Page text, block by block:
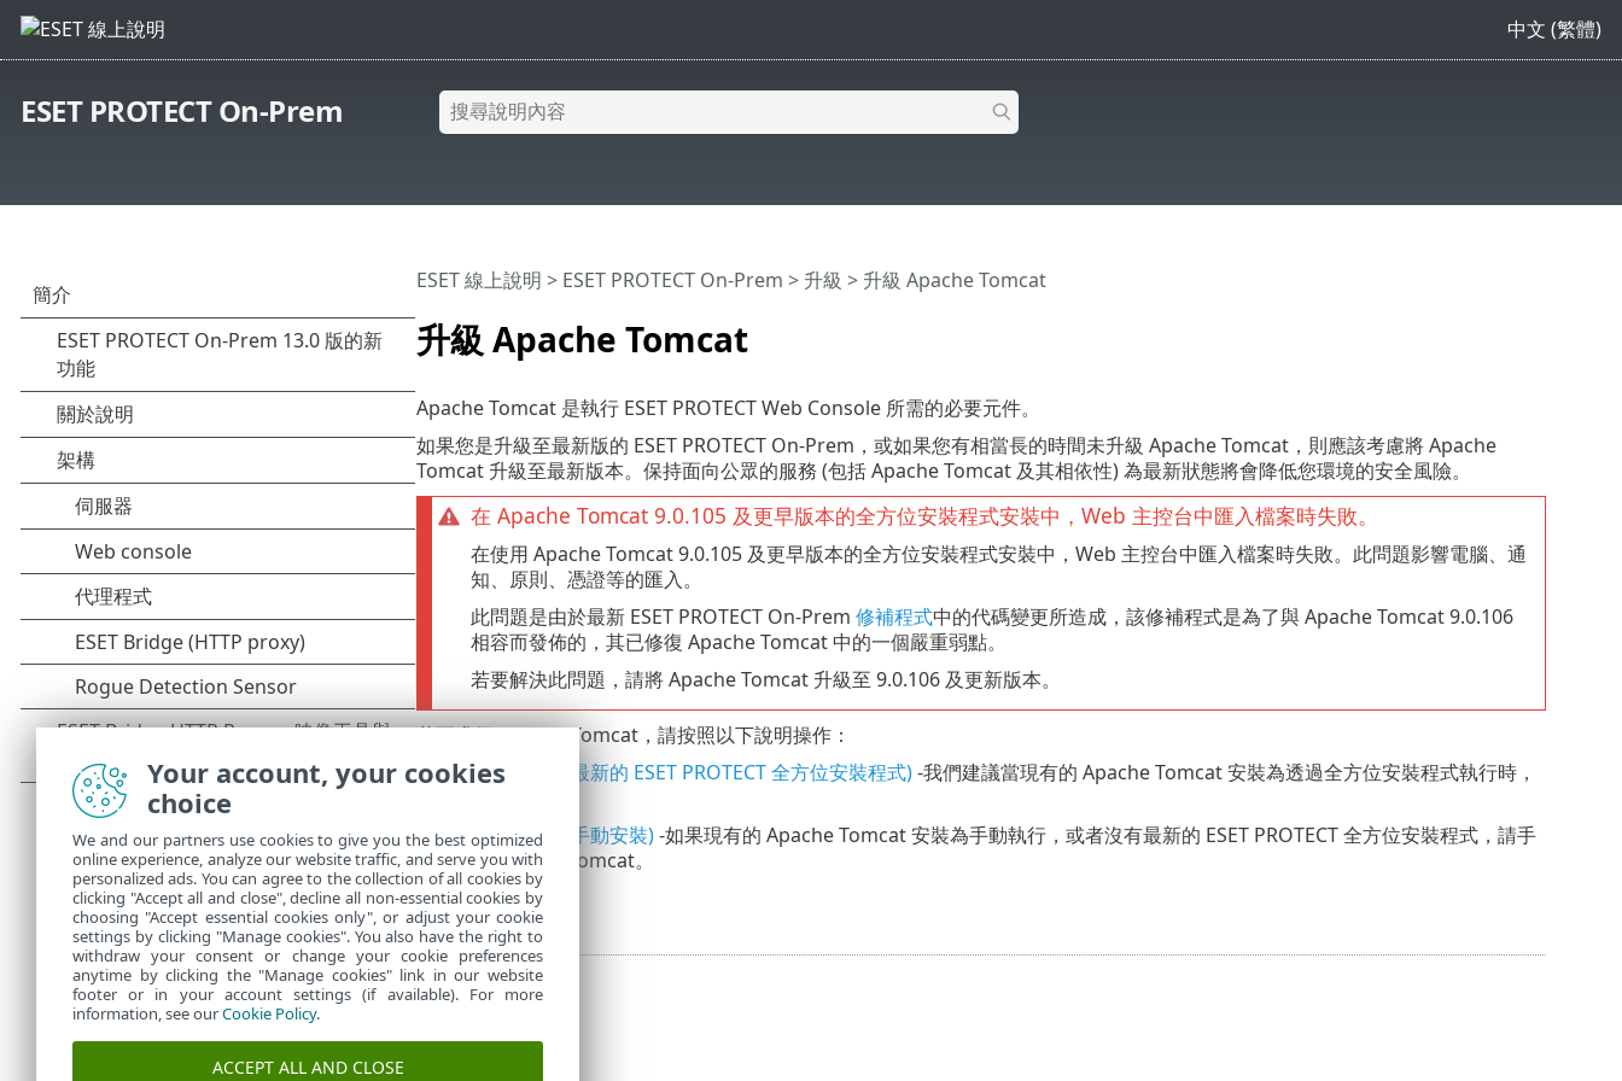
中文 (繁體)
ESET PROTECT On-Prem
升級 Apache Tomcat
ESET 線上說明 > ESET PROTECT On-Prem > 升級 > 升級 Apache Tomcat
Apache Tomcat 是執行 ESET PROTECT Web Console 所需的必要元件。
如果您是升級至最新版的 ESET PROTECT On-Prem，或如果您有相當長的時間未升級 Apache Tomcat，則應該考慮將 Apache
Tomcat 升級至最新版本。保持面向公眾的服務 (包括 Apache Tomcat 及其相依性) 為最新狀態將會降低您環境的安全風險。
在 Apache Tomcat 9.0.105 及更早版本的全方位安裝程式安裝中，Web 主控台中匯入檔案時失敗。
在使用 Apache Tomcat 9.0.105 及更早版本的全方位安裝程式安裝中，Web 主控台中匯入檔案時失敗。此問題影響電腦、通
知、原則、憑證等的匯入。
此問題是由於最新 ESET PROTECT On-Prem 修補程式中的代碼變更所造成，該修補程式是為了與 Apache Tomcat 9.0.106
相容而發佈的，其已修復 Apache Tomcat 中的一個嚴重弱點。
若要解決此問題，請將 Apache Tomcat 升級至 9.0.106 及更新版本。
若要升級 Apache Tomcat，請按照以下說明操作：
• Windows 指示 (最新的 ESET PROTECT 全方位安裝程式)-我們建議當現有的 Apache Tomcat 安裝為透過全方位安裝程式執行時，
• Windows 指示 (手動安裝)-如果現有的 Apache Tomcat 安裝為手動執行，或者沒有最新的 ESET PROTECT 全方位安裝程式，請手
動升級 Apache Tomcat。
• Linux 指示
Your account, your cookies
choice
We and our partners use cookies to give you the best optimized
online experience, analyze our website traffic, and serve you with
personalized ads. You can agree to the collection of all cookies by
clicking "Accept all and close", decline all non-essential cookies by
choosing "Accept essential cookies only", or adjust your cookie
settings by clicking "Manage cookies". You also have the right to
withdraw your consent or change your cookie preferences
anytime by clicking the "Manage cookies" link in our website
footer or in your account settings (if available). For more
information, see ourCookie Policy.
ACCEPT ALL AND CLOSE